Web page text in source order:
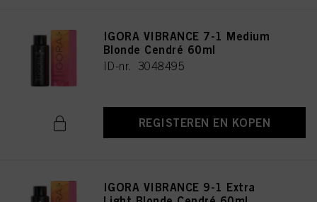
IGORA VIBRANCE 7-1 Medium
Blonde Cendré 60ml
ID-nr. 3048495
REGISTEREN EN KOPEN
IGORA VIBRANCE 9-1 Extra